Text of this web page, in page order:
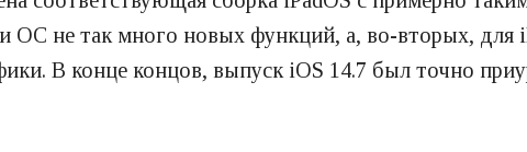
ОС не так много новых функций, а, во-вторых, для
В конце концов, выпуск iOS 14.7 был точно